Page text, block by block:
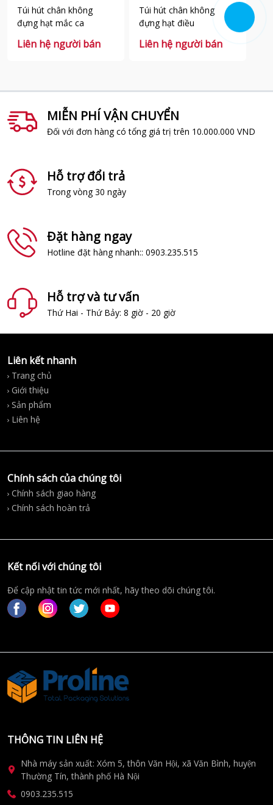
Túi hút chân không
đựng hạt mắc ca
Liên hệ người bán
Túi hút chân không
đựng hạt điều
Liên hệ người bán
MIỄN PHÍ VẬN CHUYỂN
Đối với đơn hàng có tổng giá trị trên 10.000.000 VND
Hỗ trợ đổi trả
Trong vòng 30 ngày
Đặt hàng ngay
Hotline đặt hàng nhanh:: 0903.235.515
Hỗ trợ và tư vấn
Thứ Hai - Thứ Bảy: 8 giờ - 20 giờ
Liên kết nhanh
Trang chủ
Giới thiệu
Sản phẩm
Liên hệ
Chính sách của chúng tôi
Chính sách giao hàng
Chính sách hoàn trả
Kết nối với chúng tôi
Để cập nhật tin tức mới nhất, hãy theo dõi chúng tôi.
THÔNG TIN LIÊN HỆ
Nhà máy sản xuất: Xóm 5, thôn Văn Hội, xã Văn Bình, huyện
Thường Tín, thành phố Hà Nội
0903.235.515